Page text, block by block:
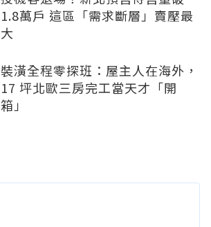
1.8萬戶 這區「需求斷層」賣壓最
大
裝潢全程零探班：屋主人在海外，
17 坪北歐三房完工當天才「開
箱」